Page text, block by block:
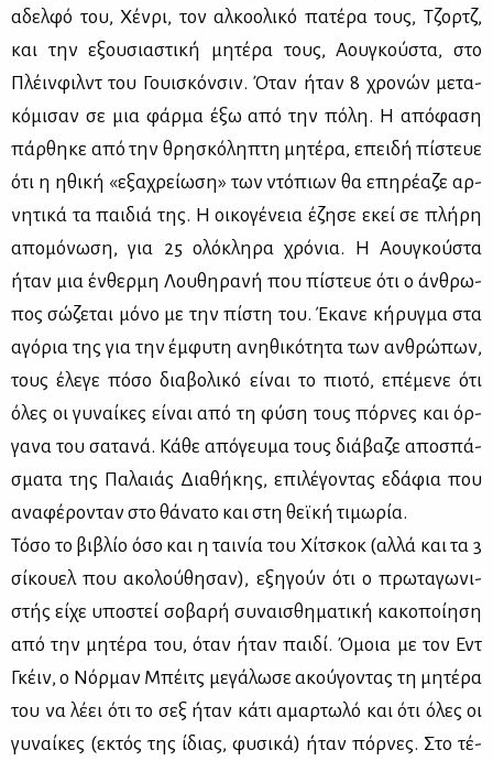
αδελ­φό του, Χέν­ρι, τον αλ­κο­ο­λι­κό πα­τέ­ρα τους, Τζορτζ,
και την εξου­σια­στι­κή μη­τέ­ρα τους, Αου­γκού­στα, στο
Πλέιν­φιλντ του Γουι­σκόν­σιν. Όταν ήταν 8 χρο­νών με­τα­
κό­μι­σαν σε μια φάρ­μα έξω από την πό­λη. Η από­φα­ση
πάρ­θη­κε από την θρη­σκό­λη­πτη μη­τέ­ρα, επει­δή πί­στευε
ότι η ηθι­κή «εξα­χρεί­ω­ση» των ντό­πιων θα επη­ρέ­α­ζε αρ­
νη­τι­κά τα παι­διά της. Η οι­κο­γέ­νεια έζη­σε εκεί σε πλή­ρη
απο­μό­νω­ση, για 25 ολό­κλη­ρα χρό­νια. Η Αου­γκού­στα
ήταν μια έν­θερ­μη Λου­θη­ρα­νή που πί­στευε ότι ο άν­θρω­
πος σώ­ζε­ται μό­νο με την πί­στη του. Έκα­νε κή­ρυγ­μα στα
αγό­ρια της για την έμ­φυ­τη ανη­θι­κό­τη­τα των αν­θρώ­πων,
τους έλε­γε πό­σο δια­βο­λι­κό εί­ναι το πιο­τό, επέ­με­νε ότι
όλες οι γυ­ναί­κες εί­ναι από τη φύ­ση τους πόρ­νες και όρ­
γα­να του σα­τα­νά. Κά­θε από­γευ­μα τους διά­βα­ζε απο­σπά­
σμα­τα της Πα­λαιάς Δια­θή­κης, επι­λέ­γο­ντας εδά­φια που
ανα­φέ­ρο­νταν στο θά­να­το και στη θεϊ­κή τι­μω­ρία.
Τό­σο το βι­βλίο όσο και η ται­νία του Χί­τσκοκ (αλ­λά και τα 3
σί­κου­ελ που ακο­λού­θη­σαν), εξη­γούν ότι ο πρω­τα­γω­νι­
στής εί­χε υπο­στεί σο­βα­ρή συ­ναι­σθη­μα­τι­κή κα­κο­ποί­η­ση
από την μη­τέ­ρα του, όταν ήταν παι­δί. Όμοια με τον Εντ
Γκέιν, ο Νόρ­μαν Μπέιτς με­γά­λω­σε ακού­γο­ντας τη μη­τέ­ρα
του να λέ­ει ότι το σεξ ήταν κά­τι αμαρ­τω­λό και ότι όλες οι
γυ­ναί­κες (εκτός της ίδιας, φυ­σι­κά) ήταν πόρ­νες. Στο τέ­